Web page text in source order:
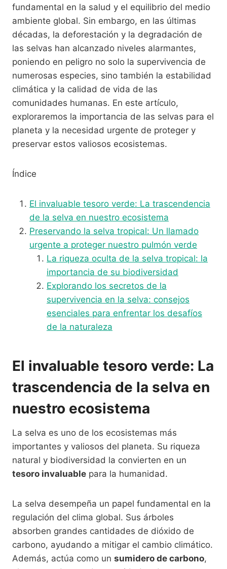
fundamental en la salud y el equilibrio del medio
ambiente global. Sin embargo, en las últimas
décadas, la deforestación y la degradación de
las selvas han alcanzado niveles alarmantes,
poniendo en peligro no solo la supervivencia de
numerosas especies, sino también la estabilidad
climática y la calidad de vida de las
comunidades humanas. En este artículo,
exploraremos la importancia de las selvas para el
planeta y la necesidad urgente de proteger y
preservar estos valiosos ecosistemas.
Índice
El invaluable tesoro verde: La trascendencia
de la selva en nuestro ecosistema
Preservando la selva tropical: Un llamado
urgente a proteger nuestro pulmón verde
La riqueza oculta de la selva tropical: la
importancia de su biodiversidad
Explorando los secretos de la
supervivencia en la selva: consejos
esenciales para enfrentar los desafíos
de la naturaleza
El invaluable tesoro verde: La
trascendencia de la selva en
nuestro ecosistema
La selva es uno de los ecosistemas más
importantes y valiosos del planeta. Su riqueza
natural y biodiversidad la convierten en un
tesoro invaluable para la humanidad.
La selva desempeña un papel fundamental en la
regulación del clima global. Sus árboles
absorben grandes cantidades de dióxido de
carbono, ayudando a mitigar el cambio climático.
Además, actúa como un sumidero de carbono,